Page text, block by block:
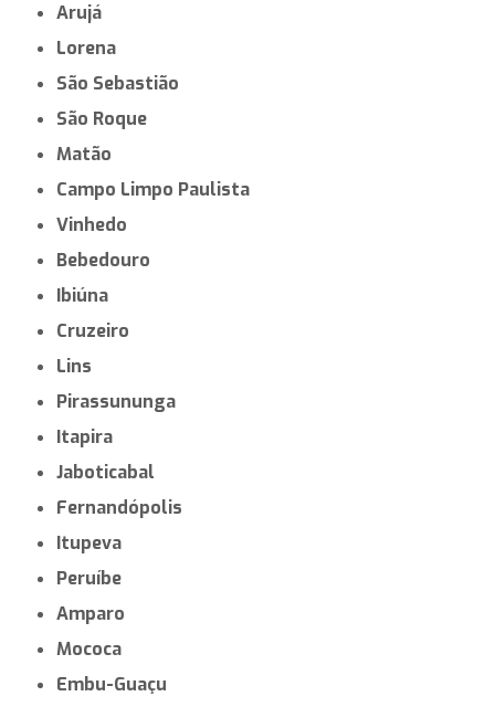
Arujá
Lorena
São Sebastião
São Roque
Matão
Campo Limpo Paulista
Vinhedo
Bebedouro
Ibiúna
Cruzeiro
Lins
Pirassununga
Itapira
Jaboticabal
Fernandópolis
Itupeva
Peruíbe
Amparo
Mococa
Embu-Guaçu